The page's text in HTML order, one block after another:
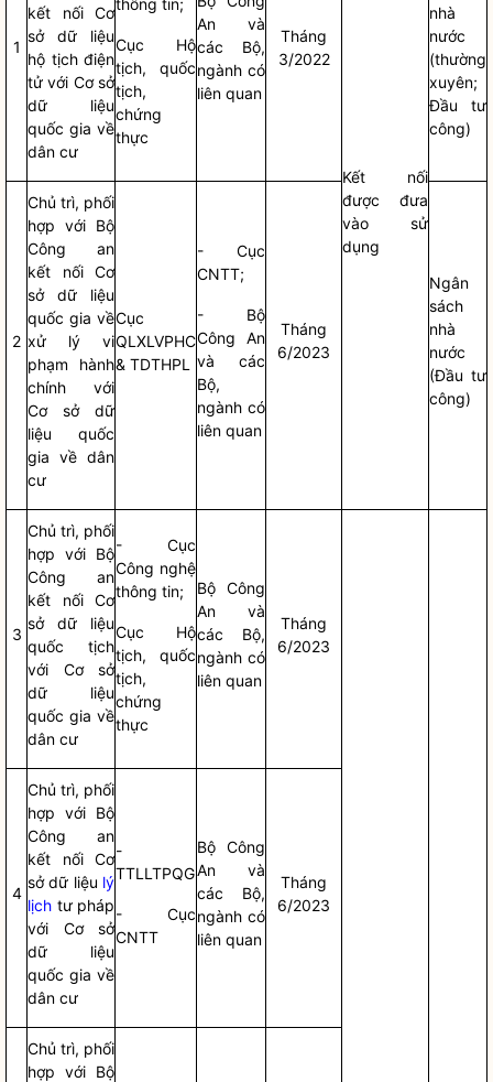
1
kết nối Cơ
sở dữ liệu
hộ tịch điện
tử với Cơ sở
dữ liệu
quốc gia về
dân cư
thông tin;
Cục Hộ
tịch, quốc
tịch,
chứng
thực
An và
các Bộ,
ngành có
liên quan
Tháng
3/2022
Kết nối
được đưa
vào sử
dụng
nhà
nước
(thường
xuyên;
Đầu tư
công)
2
Chủ trì, phối
hợp với Bộ
Công an
kết nối Cơ
sở dữ liệu
quốc gia về
xử lý vi
phạm hành
chính với
Cơ sở dữ
liệu quốc
gia về dân
cư
Cục
QLXLVPHC
& TDTHPL
- Cục
CNTT;
- Bộ
Công An
và các
Bộ,
ngành có
liên quan
Tháng
6/2023
Ngân
sách
nhà
nước
(Đầu tư
công)
3
Chủ trì, phối
hợp với Bộ
Công an
kết nối Cơ
sở dữ liệu
quốc tịch
với Cơ sở
dữ liệu
quốc gia về
dân cư
- Cục
Công nghệ
thông tin;
Cục Hộ
tịch, quốc
tịch,
chứng
thực
Bộ Công
An và
các Bộ,
ngành có
liên quan
Tháng
6/2023
4
Chủ trì, phối
hợp với Bộ
Công an
kết nối Cơ
sở dữ liệu lý
lịch tư pháp
với Cơ sở
dữ liệu
quốc gia về
dân cư
-
TTLLTPQG
- Cục
CNTT
Bộ Công
An và
các Bộ,
ngành có
liên quan
Tháng
6/2023
Chủ trì, phối
hợp với Bộ